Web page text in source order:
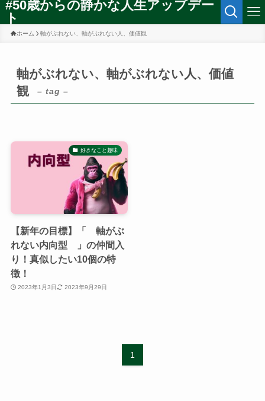
#50歳からの静かな人生アップデー
ト
ホーム 軸がぶれない、軸がぶれない人、価値観
軸がぶれない、軸がぶれない人、価値
観
– tag –
好きなこと趣味
【新年の目標】「 軸がぶ
れない内向型 」の仲間入
り！真似したい10個の特
徴！
2023年1月3日 2023年9月29日
1